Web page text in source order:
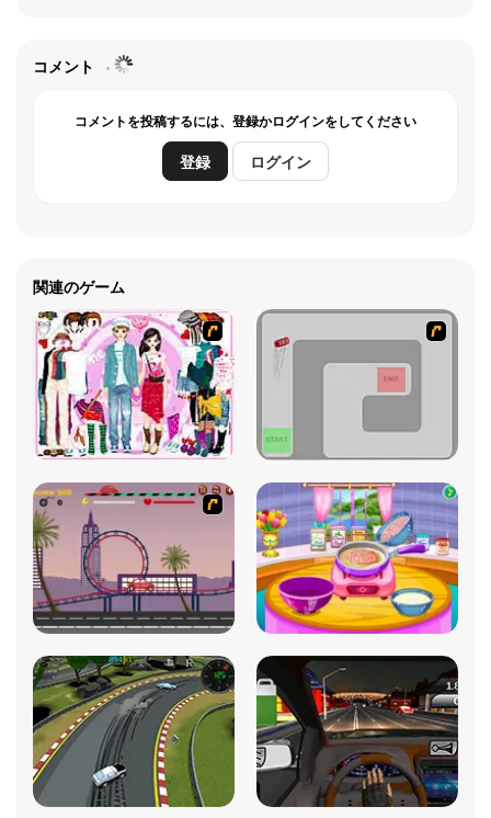
コメント
コメントを投稿するには、登録かログインをしてください
登録 ログイン
関連のゲーム